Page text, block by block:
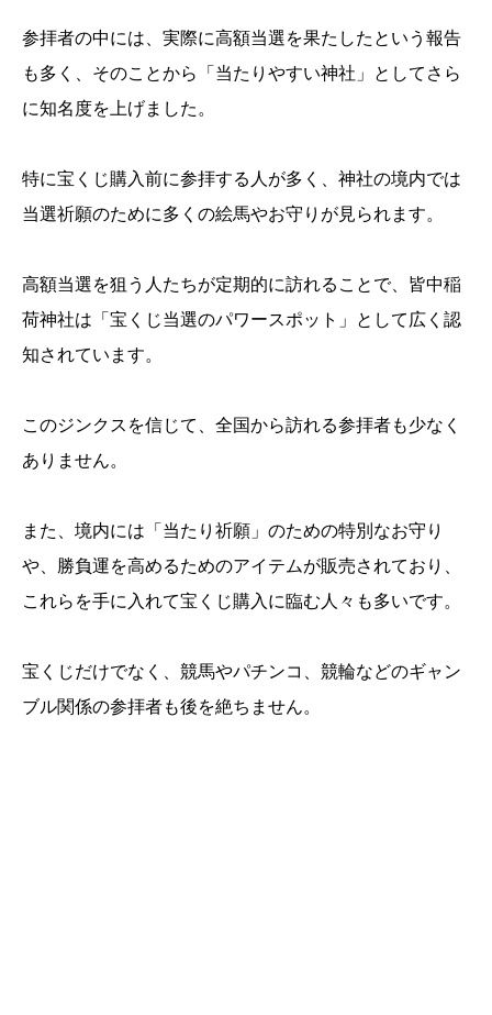
参拝者の中には、実際に高額当選を果たしたという報告
も多く、そのことから「当たりやすい神社」としてさら
に知名度を上げました。
特に宝くじ購入前に参拝する人が多く、神社の境内では
当選祈願のために多くの絵馬やお守りが見られます。
高額当選を狙う人たちが定期的に訪れることで、皆中稲
荷神社は「宝くじ当選のパワースポット」として広く認
知されています。
このジンクスを信じて、全国から訪れる参拝者も少なく
ありません。
また、境内には「当たり祈願」のための特別なお守り
や、勝負運を高めるためのアイテムが販売されており、
これらを手に入れて宝くじ購入に臨む人々も多いです。
宝くじだけでなく、競馬やパチンコ、競輪などのギャン
ブル関係の参拝者も後を絶ちません。